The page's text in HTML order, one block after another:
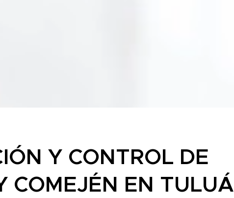
Y CONTROL DE
COMEJÉN EN TULUÁ